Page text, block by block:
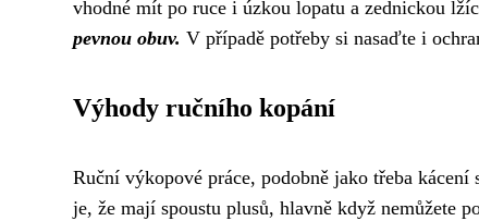
vhodné mít po ruce i úzkou lopatu a zednickou
pevnou obuv. V případě potřeby si nasaďte i
Výhody ručního kopání
Ruční výkopové práce, podobně jako třeba kácení
je, že mají spoustu plusů, hlavně když nemůžete